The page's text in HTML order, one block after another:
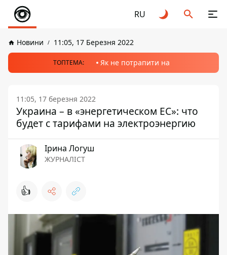
RU
Новини 11:05, 17 Березня 2022
ТОПТЕМА: Як не потрапити на
11:05, 17 березня 2022
Украина – в «энергетическом ЕС»: что
будет с тарифами на электроэнергию
Ірина Логуш
ЖУРНАЛІСТ
👍